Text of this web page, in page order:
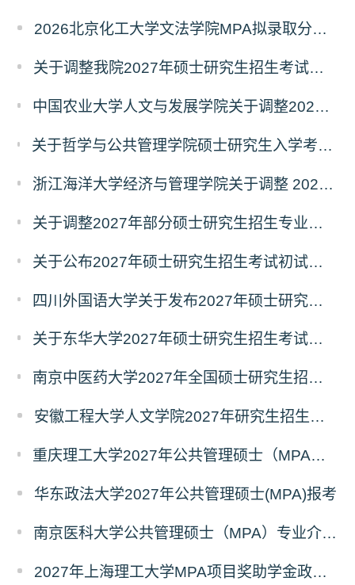
2026北京化工大学文法学院MPA拟录取分析解读
关于调整我院2027年硕士研究生招生考试科目及参考书的通知
中国农业大学人文与发展学院关于调整2027年硕士研究生招生考试初试科目的通知
关于哲学与公共管理学院硕士研究生入学考试（初试） 考试科目及参考书目变更的通知（二）
浙江海洋大学经济与管理学院关于调整 2027年硕士研究生招生考试初试科目的公告
关于调整2027年部分硕士研究生招生专业初试考试科目的公告（持续更新中）
关于公布2027年硕士研究生招生考试初试自命题科目考试大纲的通知
四川外国语大学关于发布2027年硕士研究生招生考试自命题科目大纲的公告
关于东华大学2027年硕士研究生招生考试（初试）招生目录拟调整公告（一）
南京中医药大学2027年全国硕士研究生招生考试初试自命题科目考试内容及参考书目
安徽工程大学人文学院2027年研究生招生简章
重庆理工大学2027年公共管理硕士（MPA）专业学位研究生（双证）报考
华东政法大学2027年公共管理硕士(MPA)报考
南京医科大学公共管理硕士（MPA）专业介绍（2027年）
2027年上海理工大学MPA项目奖助学金政策发布